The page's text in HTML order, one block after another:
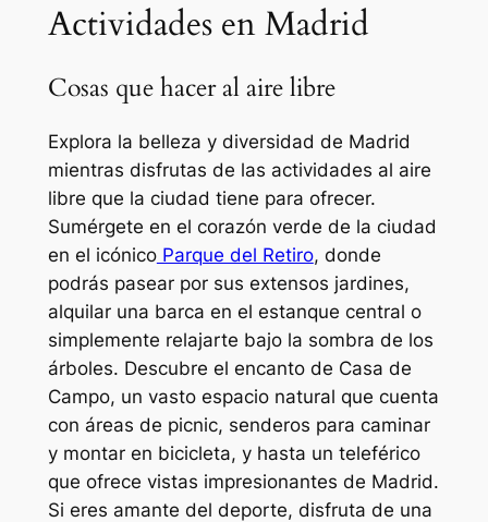
Actividades en Madrid
Cosas que hacer al aire libre
Explora la belleza y diversidad de Madrid
mientras disfrutas de las actividades al aire
libre que la ciudad tiene para ofrecer.
Sumérgete en el corazón verde de la ciudad
en el icónicoParque del Retiro, donde
podrás pasear por sus extensos jardines,
alquilar una barca en el estanque central o
simplemente relajarte bajo la sombra de los
árboles. Descubre el encanto de Casa de
Campo, un vasto espacio natural que cuenta
con áreas de picnic, senderos para caminar
y montar en bicicleta, y hasta un teleférico
que ofrece vistas impresionantes de Madrid.
Si eres amante del deporte, disfruta de una